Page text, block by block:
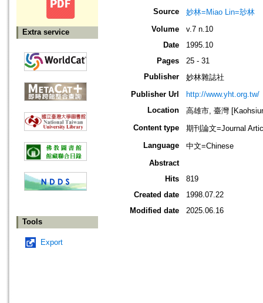
Extra service
Tools
Export
Source
妙林=Miao Lin=玅林
Volume
v.7 n.10
Date
1995.10
Pages
25 - 31
Publisher
妙林雜誌社
Publisher Url
http://www.yht.org.tw/
Location
高雄市, 臺灣
Content type
期刊論文=Journal
Language
中文=Chinese
Abstract
Hits
819
Created date
1998.07.22
Modified date
2025.06.16